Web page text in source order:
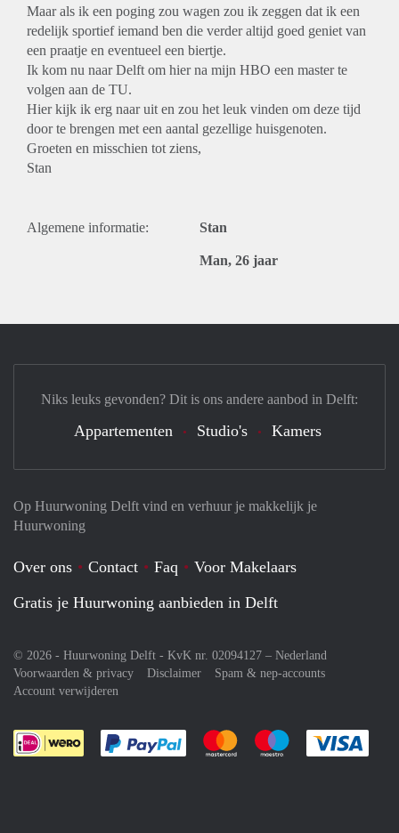
Maar als ik een poging zou wagen zou ik zeggen dat ik een
redelijk sportief iemand ben die verder altijd goed geniet van
een praatje en eventueel een biertje.
Ik kom nu naar Delft om hier na mijn HBO een master te
volgen aan de TU.
Hier kijk ik erg naar uit en zou het leuk vinden om deze tijd
door te brengen met een aantal gezellige huisgenoten.
Groeten en misschien tot ziens,
Stan
Algemene informatie: Stan
Man, 26 jaar
Op Huurwoning Delft vind en verhuur je makkelijk je
Huurwoning
Over ons Contact Faq
Voor Makelaars
Gratis je Huurwoning aanbieden in Delft
© 2026 - Huurwoning Delft - KvK nr. 02094127 – Nederland
Voorwaarden & privacy
Disclaimer
Spam & nep-accounts
Account verwijderen
Je rekent gemakkelijk af met Paypal
Je rekent gemakkelijk af met
Je rekent
Niks leuks gevonden? Dit is ons andere aanbod in Delft:
Appartementen Studio's Kamers